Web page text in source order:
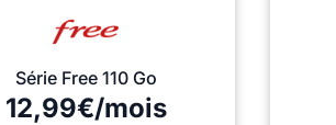
Série Free 110 Go
12,99€/mois